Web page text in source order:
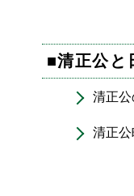
■清正公と
清正
清正